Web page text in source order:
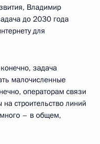
Владимир
до 2030 года
для
задача
малочисленные
операторам связи
строительство линий
– в общем,